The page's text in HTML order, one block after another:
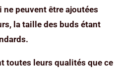
ne peuvent être ajoutées
la taille des buds étant
toutes leurs qualités que ce